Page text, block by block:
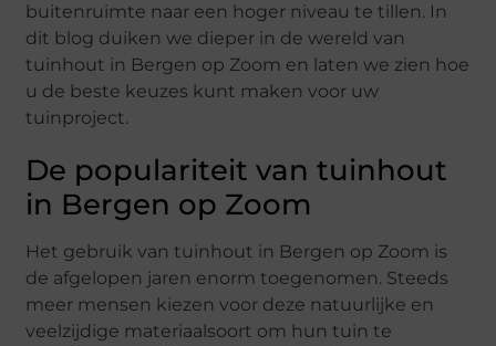
buitenruimte naar een hoger niveau te tillen. In
dit blog duiken we dieper in de wereld van
tuinhout in Bergen op Zoom en laten we zien hoe
u de beste keuzes kunt maken voor uw
tuinproject.
De populariteit van tuinhout
in Bergen op Zoom
Het gebruik van tuinhout in Bergen op Zoom is
de afgelopen jaren enorm toegenomen. Steeds
meer mensen kiezen voor deze natuurlijke en
veelzijdige materiaalsoort om hun tuin te